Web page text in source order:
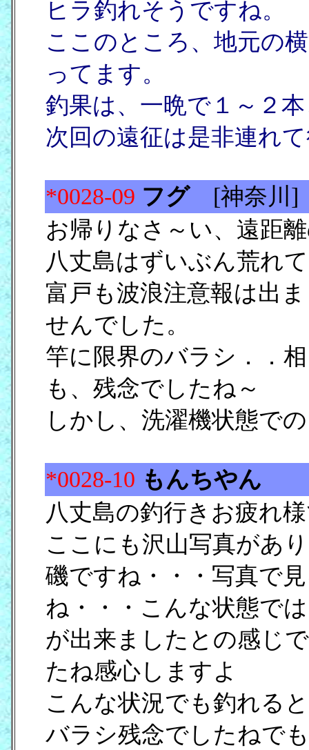
ヒラ釣れそうですね。
ここのところ、地元の
ってます。
釣果は、一晩で１～２
次回の遠征は是非連れ
*0028-09 フグ[神奈川
お帰りなさ～い、遠距
八丈島はずいぶん荒れ
富戸も波浪注意報は出
せんでした。
竿に限界のバラシ．．
も、残念でしたね～
しかし、洗濯機状態で
*0028-10 もんちやん
八丈島の釣行きお疲れ
ここにも沢山写真があ
磯ですね・・・写真で
ね・・・こんな状態で
が出来ましたとの感じ
たね感心しますよ
こんな状況でも釣れる
バラシ残念でしたねで